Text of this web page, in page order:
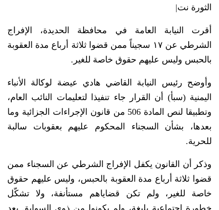
الثورة نت|
أقرت النيابة العامة في محافظة الحديدة، الإفراج
الشرطي عن ١٧ سجيناً ممن قضوا ثلاثة أرباع مدة العقوبة
بالحبس وليس عليهم حقوق خاصة للغير.
وأوضح رئيس النيابة القاضي هادي عيضة لوكالة الأنباء
اليمنية (سبأ) أن القرار جاء تنفيذا لتعليمات النائب العام،
وتطبيقا لنص المادة 506 من قانون الإجراءات الجزائية وما
بعدها، بشأن السجناء المحكوم عليهم بعقوبات سالبة
للحرية.
وذكر أن القانون يكفل الإفراج الشرطي عن السجناء ممن
قضوا ثلاثة أرباع مدة العقوبة بالحبس، وليس عليهم حقوق
خاصة للغير، ولم تكن قضاياهم مستأنفة، ولا تشكّل